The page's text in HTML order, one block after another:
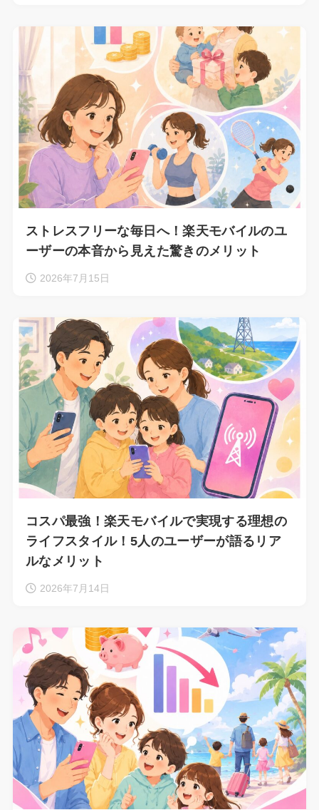
ストレスフリーな毎日へ！楽天モバイルのユ
ーザーの本音から見えた驚きのメリット
2026年7月15日
コスパ最強！楽天モバイルで実現する理想の
ライフスタイル！5人のユーザーが語るリア
ルなメリット
2026年7月14日